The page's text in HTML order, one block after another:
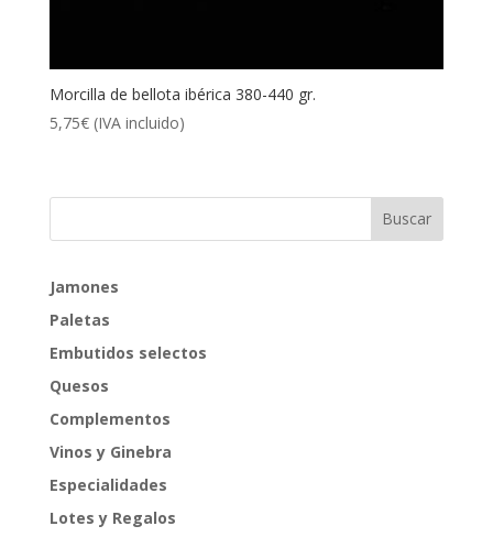
Morcilla de bellota ibérica 380-440 gr.
5,75€ (IVA incluido)
Jamones
Paletas
Embutidos selectos
Quesos
Complementos
Vinos y Ginebra
Especialidades
Lotes y Regalos